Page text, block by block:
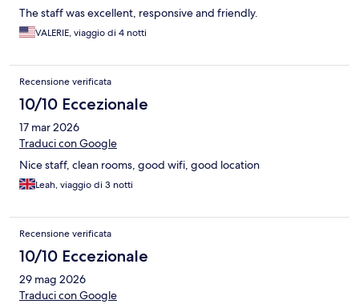
The staff was excellent, responsive and friendly.
VALERIE, viaggio di 4 notti
Recensione verificata
10/10 Eccezionale
17 mar 2026
Traduci con Google
Nice staff, clean rooms, good wifi, good location
Leah, viaggio di 3 notti
Recensione verificata
10/10 Eccezionale
29 mag 2026
Traduci con Google